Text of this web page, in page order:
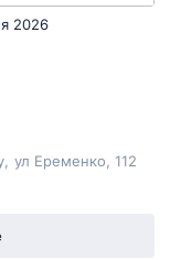
2026
ул Еременко , 112